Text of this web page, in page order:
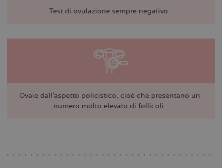
Test di ovulazione sempre negativo.
Ovaie dall’aspetto policistico, cioè che presentano un
numero molto elevato di follicoli.